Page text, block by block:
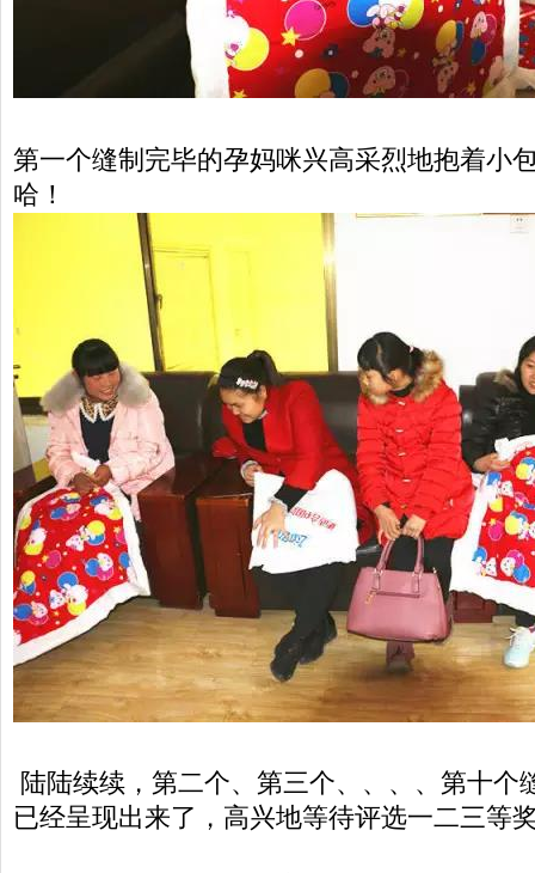
第一个缝制完毕的孕妈咪兴高采烈地抱着小
哈！
陆陆续续，第二个、第三个、、、、第十个
已经呈现出来了，高兴地等待评选一二三等